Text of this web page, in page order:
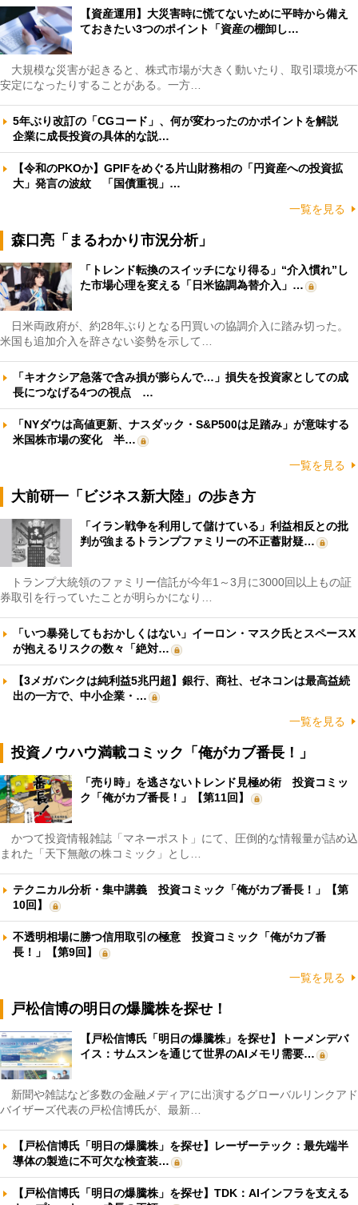
【資産運用】大災害時に慌てないために平時から備え
ておきたい3つのポイント「資産の棚卸し…
大規模な災害が起きると、株式市場が大きく動いたり、取引環境が不
安定になったりすることがある。一方…
5年ぶり改訂の「CGコード」、何が変わったのかポイントを解説
企業に成長投資の具体的な説…
【令和のPKOか】GPIFをめぐる片山財務相の「円資産への投資拡
大」発言の波紋 「国債重視」…
一覧を見る
森口亮「まるわかり市況分析」
「トレンド転換のスイッチになり得る」“介入慣れ”し
た市場心理を変える「日米協調為替介入」…
日米両政府が、約28年ぶりとなる円買いの協調介入に踏み切った。
米国も追加介入を辞さない姿勢を示して…
「キオクシア急落で含み損が膨らんで…」損失を投資家としての成
長につなげる4つの視点 …
「NYダウは高値更新、ナスダック・S&P500は足踏み」が意味する
米国株市場の変化 半…
一覧を見る
大前研一「ビジネス新大陸」の歩き方
「イラン戦争を利用して儲けている」利益相反との批
判が強まるトランプファミリーの不正蓄財疑…
トランプ大統領のファミリー信託が今年1～3月に3000回以上もの証
券取引を行っていたことが明らかになり…
「いつ暴発してもおかしくはない」イーロン・マスク氏とスペースX
が抱えるリスクの数々「絶対…
【3メガバンクは純利益5兆円超】銀行、商社、ゼネコンは最高益続
出の一方で、中小企業・…
一覧を見る
投資ノウハウ満載コミック「俺がカブ番長！」
「売り時」を逃さないトレンド見極め術 投資コミッ
ク「俺がカブ番長！」【第11回】
かつて投資情報雑誌「マネーポスト」にて、圧倒的な情報量が詰め込
まれた「天下無敵の株コミック」とし…
テクニカル分析・集中講義 投資コミック「俺がカブ番長！」【第
10回】
不透明相場に勝つ信用取引の極意 投資コミック「俺がカブ番
長！」【第9回】
一覧を見る
戸松信博の明日の爆騰株を探せ！
【戸松信博氏「明日の爆騰株」を探せ】トーメンデバ
イス：サムスンを通じて世界のAIメモリ需要…
新聞や雑誌など多数の金融メディアに出演するグローバルリンクアド
バイザーズ代表の戸松信博氏が、最新…
【戸松信博氏「明日の爆騰株」を探せ】レーザーテック：最先端半
導体の製造に不可欠な検査装…
【戸松信博氏「明日の爆騰株」を探せ】TDK：AIインフラを支える